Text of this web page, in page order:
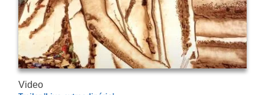
Video